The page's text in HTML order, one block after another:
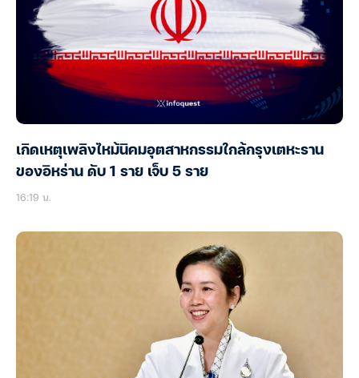
เกิดเหตุเพลิงไหม้นิคมอุตสาหกรรมใกล้กรุงเตหะราน
ของอิหร่าน ดับ 1 ราย เจ็บ 5 ราย
16:19 น.